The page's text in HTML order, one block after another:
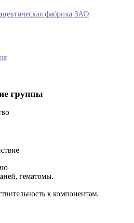
фабрика ЗАО
группы
гематомы.
к компонентам.